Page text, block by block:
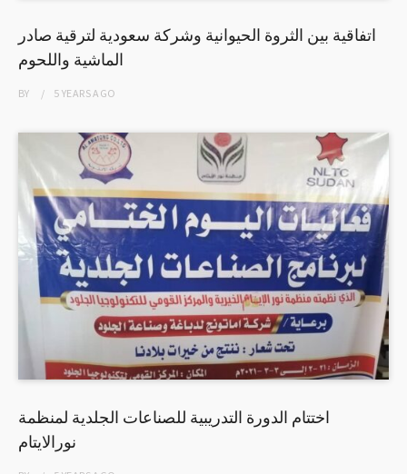
اتفاقية بين الثروة الحيوانية وشركة سعودية لترقية صادر
الماشية واللحوم
BY 5 YEARSAGO
اختتام الدورة التدريبية للصناعات الجلدية لمنظمة
نورالايتام